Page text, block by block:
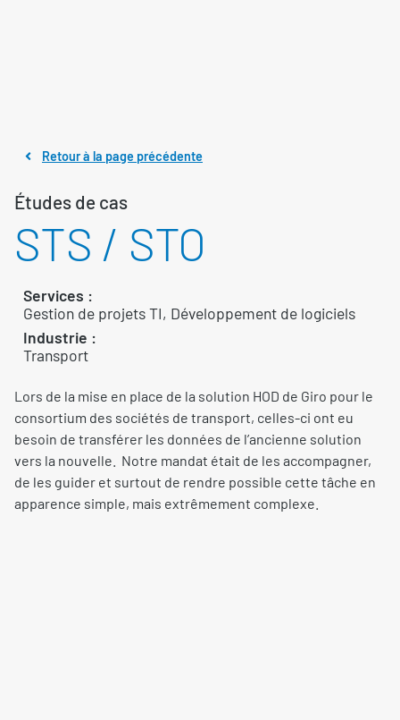
Retour à la page précédente
Études de cas
STS / STO
Services :
Gestion de projets TI, Développement de logiciels
Industrie :
Transport
Lors de la mise en place de la solution HOD de Giro pour le
consortium des sociétés de transport, celles-ci ont eu
besoin de transférer les données de l’ancienne solution
vers la nouvelle. Notre mandat était de les accompagner,
de les guider et surtout de rendre possible cette tâche en
apparence simple, mais extrêmement complexe.